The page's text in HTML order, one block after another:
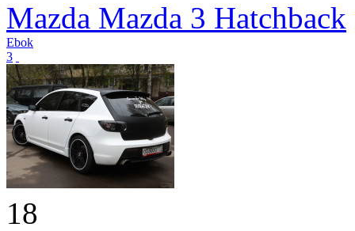
Mazda Mazda 3 Hatchback
Ebok
3
18